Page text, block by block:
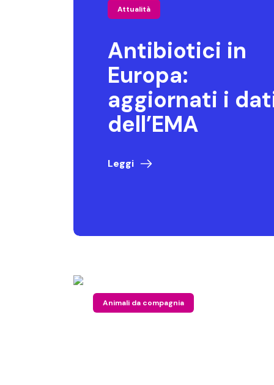
Attualità
Antibiotici in
Europa:
aggiornati i
dell’EMA
Leggi
Animali da compagnia